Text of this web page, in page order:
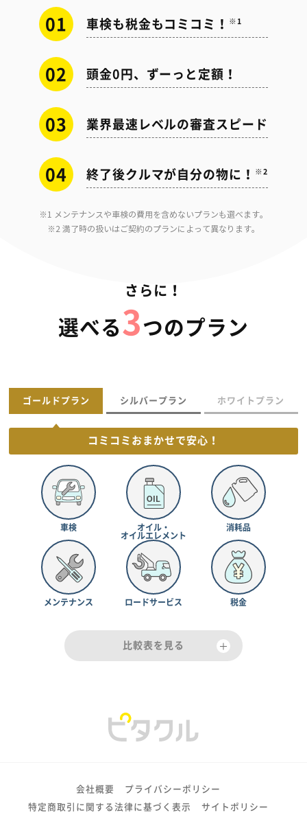
01 車検も税金もコミコミ！ ※1
02 頭金0円、ずーっと定額！
03 業界最速レベルの審査スピード
04 終了後クルマが自分の物に！ ※2
※1 メンテナンスや車検の費用を含めないプランも選べます。
※2 満了時の扱いはご契約のプランによって異なります。
さらに！
選べる 3 つのプラン
ゴールドプラン シルバープラン ホワイトプラン
コミコミおまかせで安心！
車検
オイル・
オイルエレメント
消耗品
メンテナンス ロードサービス 税金
比較表を見る
会社概要
プライバシーポリシー
特定商取引に関する法律に基づく表示
サイトポリシー